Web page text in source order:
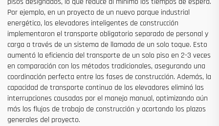
Por ejemplo, en un proyecto de un nuevo parque industrial
energético, los elevadores inteligentes de construcción
implementaron el transporte obligatorio separado de personal y
carga a través de un sistema de llamada de un solo toque. Esto
aumentó la eficiencia del transporte de un solo piso en 2-3 veces
en comparación con los métodos tradicionales, asegurando una
coordinación perfecta entre las fases de construcción. Además, la
capacidad de transporte continuo de los elevadores eliminó las
interrupciones causadas por el manejo manual, optimizando aún
más los flujos de trabajo de construcción y acortando los plazos
generales del proyecto.